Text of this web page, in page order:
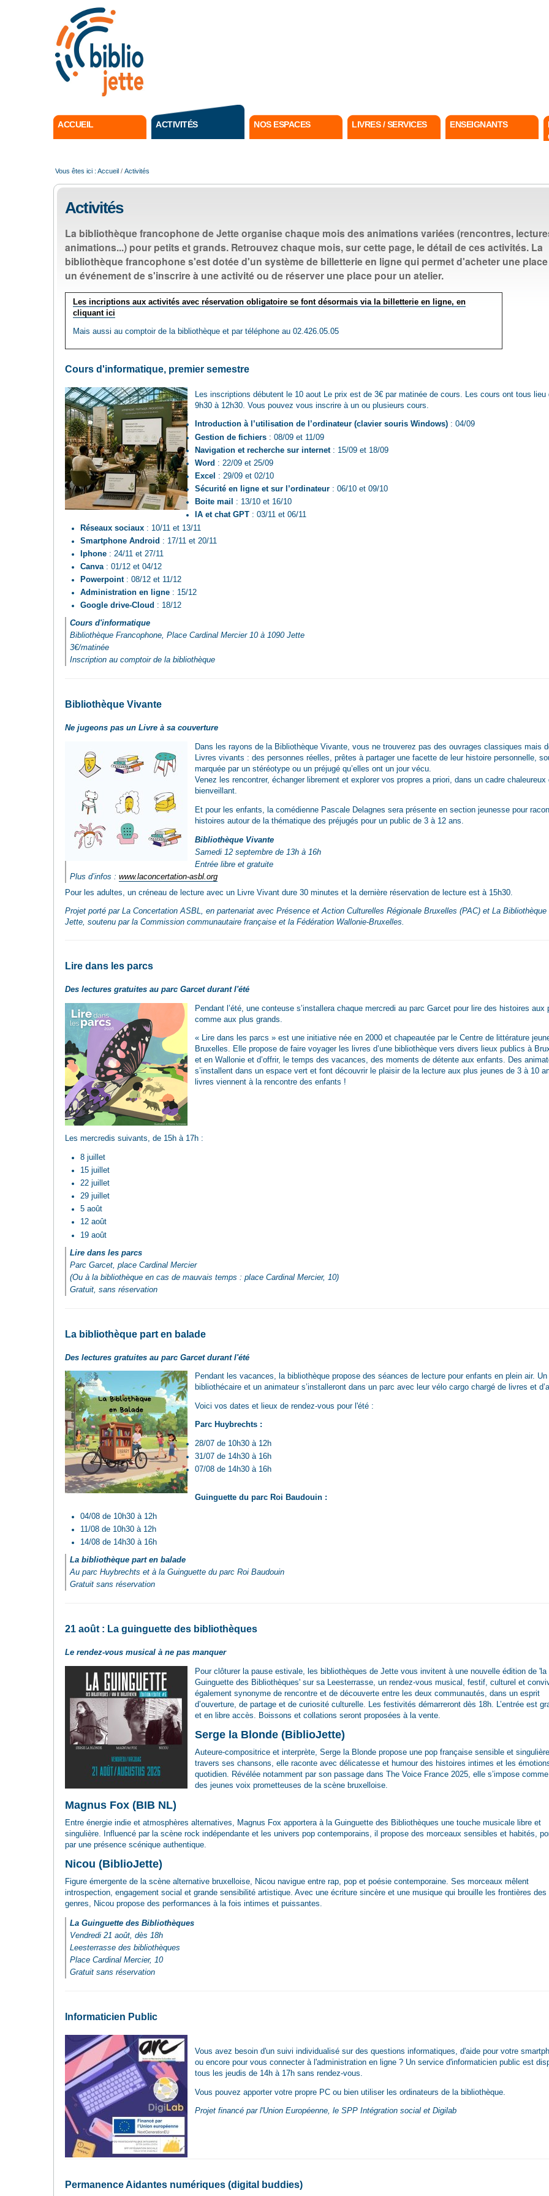
ACCUEIL ACTIVITÉS NOS ESPACES LIVRES / SERVICES ENSEIGNANTS
Vous êtes ici : Accueil / Activités
Activités
La bibliothèque francophone de Jette organise chaque mois des animations variées (rencontres,
animations...) pour petits et grands. Retrouvez chaque mois, sur cette page, le détail de ces activités. La
bibliothèque francophone s'est dotée d'un système de billetterie en ligne qui permet d'acheter une
un événement de s'inscrire à une activité ou de réserver une place pour un atelier.
Les incriptions aux activités avec réservation obligatoire se font désormais via la billetterie en ligne, en
cliquant ici
Mais aussi au comptoir de la bibliothèque et par téléphone au 02.426.05.05
Cours d'informatique, premier semestre
Les inscriptions débutent le 10 aout Le prix est de 3€ par matinée de cours. Les cours ont tous lieu
9h30 à 12h30. Vous pouvez vous inscrire à un ou plusieurs cours.
Introduction à l’utilisation de l’ordinateur (clavier souris Windows) : 04/09
Gestion de fichiers : 08/09 et 11/09
Navigation et recherche sur internet : 15/09 et 18/09
Word : 22/09 et 25/09
Excel : 29/09 et 02/10
Sécurité en ligne et sur l’ordinateur : 06/10 et 09/10
Boite mail
: 13/10 et 16/10
IA et chat GPT : 03/11 et 06/11
Réseaux sociaux: 10/11 et 13/11
Smartphone Android : 17/11 et 20/11
Iphone: 24/11 et 27/11
Canva: 01/12 et 04/12
Powerpoint: 08/12 et 11/12
Administration en ligne: 15/12
Google drive-Cloud : 18/12
Cours d'informatique
Bibliothèque Francophone, Place Cardinal Mercier 10 à 1090 Jette
3€/matinée
Inscription au comptoir de la bibliothèque
Bibliothèque Vivante
Ne jugeons pas un Livre à sa couverture
Dans les rayons de la Bibliothèque Vivante, vous ne trouverez pas des ouvrages classiques mais
Livres vivants : des personnes réelles, prêtes à partager une facette de leur histoire personnelle,
marquée par un stéréotype ou un préjugé qu’elles ont un jour vécu.
Venez les rencontrer, échanger librement et explorer vos propres a priori, dans un cadre chaleureux
bienveillant.
Et pour les enfants, la comédienne Pascale Delagnes sera présente en section jeunesse pour
histoires autour de la thématique des préjugés pour un public de 3 à 12 ans.
Bibliothèque Vivante
Samedi 12 septembre de 13h à 16h
Entrée libre et gratuite
Plus d’infos : www.laconcertation-asbl.org
Pour les adultes, un créneau de lecture avec un Livre Vivant dure 30 minutes et la dernière réservation de lecture est à 15h30.
Projet porté par La Concertation ASBL, en partenariat avec Présence et Action Culturelles Régionale Bruxelles (PAC) et La Bibliothèque
Jette, soutenu par la Commission communautaire française et la Fédération Wallonie-Bruxelles.
Lire dans les parcs
Des lectures gratuites au parc Garcet durant l'été
Pendant l’été, une conteuse s’installera chaque mercredi au parc Garcet pour lire des histoires aux
comme aux plus grands.
« Lire dans les parcs » est une initiative née en 2000 et chapeautée par le Centre de littérature
Bruxelles. Elle propose de faire voyager les livres d’une bibliothèque vers divers lieux publics à
et en Wallonie et d’offrir, le temps des vacances, des moments de détente aux enfants. Des
s’installent dans un espace vert et font découvrir le plaisir de la lecture aux plus jeunes de 3 à 10
livres viennent à la rencontre des enfants !
Les mercredis suivants, de 15h à 17h :
8 juillet
15 juillet
22 juillet
29 juillet
5 août
12 août
19 août
Lire dans les parcs
Parc Garcet, place Cardinal Mercier
(Ou à la bibliothèque en cas de mauvais temps : place Cardinal Mercier, 10)
Gratuit, sans réservation
La bibliothèque part en balade
Des lectures gratuites au parc Garcet durant l'été
Pendant les vacances, la bibliothèque propose des séances de lecture pour enfants en plein air. Un
bibliothécaire et un animateur s’installeront dans un parc avec leur vélo cargo chargé de livres et
Voici vos dates et lieux de rendez-vous pour l'été :
Parc Huybrechts :
28/07 de 10h30 à 12h
31/07 de 14h30 à 16h
07/08 de 14h30 à 16h
Guinguette du parc Roi Baudouin :
04/08 de 10h30 à 12h
11/08 de 10h30 à 12h
14/08 de 14h30 à 16h
La bibliothèque part en balade
Au parc Huybrechts et à la Guinguette du parc Roi Baudouin
Gratuit sans réservation
21 août : La guinguette des bibliothèques
Le rendez-vous musical à ne pas manquer
Pour clôturer la pause estivale, les bibliothèques de Jette vous invitent à une nouvelle édition de 'la
Guinguette des Bibliothèques' sur sa Leesterrasse, un rendez-vous musical, festif, culturel et
également synonyme de rencontre et de découverte entre les deux communautés, dans un esprit
d’ouverture, de partage et de curiosité culturelle. Les festivités démarreront dès 18h. L’entrée est
et en libre accès. Boissons et collations seront proposées à la vente.
Serge la Blonde (BiblioJette)
Auteure-compositrice et interprète, Serge la Blonde propose une pop française sensible et
travers ses chansons, elle raconte avec délicatesse et humour des histoires intimes et les
quotidien. Révélée notamment par son passage dans The Voice France 2025, elle s’impose
des jeunes voix prometteuses de la scène bruxelloise.
Magnus Fox (BIB NL)
Entre énergie indie et atmosphères alternatives, Magnus Fox apportera à la Guinguette des Bibliothèques une touche musicale libre et
singulière. Influencé par la scène rock indépendante et les univers pop contemporains, il propose des morceaux sensibles et habités,
par une présence scénique authentique.
Nicou (BiblioJette)
Figure émergente de la scène alternative bruxelloise, Nicou navigue entre rap, pop et poésie contemporaine. Ses morceaux mêlent
introspection, engagement social et grande sensibilité artistique. Avec une écriture sincère et une musique qui brouille les frontières des
genres, Nicou propose des performances à la fois intimes et puissantes.
La Guinguette des Bibliothèques
Vendredi 21 août, dès 18h
Leesterrasse des bibliothèques
Place Cardinal Mercier, 10
Gratuit sans réservation
Informaticien Public
Vous avez besoin d'un suivi individualisé sur des questions informatiques, d'aide pour votre
ou encore pour vous connecter à l'administration en ligne ? Un service d'informaticien public est
tous les jeudis de 14h à 17h sans rendez-vous.
Vous pouvez apporter votre propre PC ou bien utiliser les ordinateurs de la bibliothèque.
Projet financé par l'Union Européenne, le SPP Intégration social et Digilab
Permanence Aidantes numériques (digital buddies)